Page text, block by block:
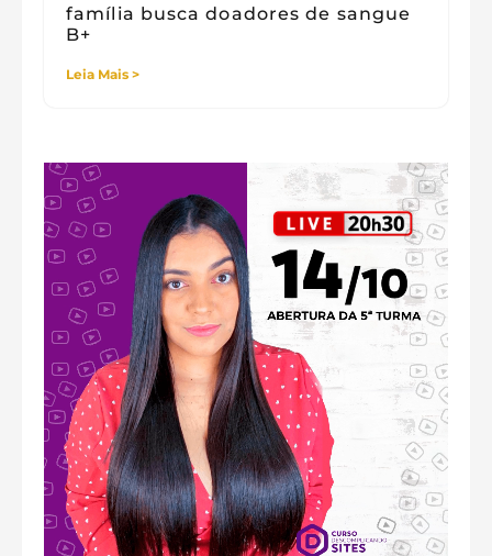
família busca doadores de sangue
B+
Leia Mais >